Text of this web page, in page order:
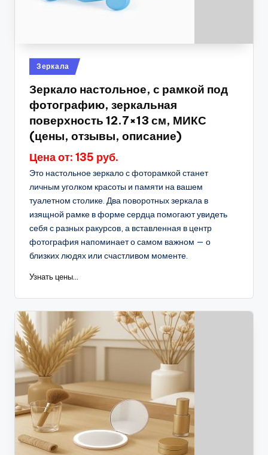
Опубликовано
в
Зеркала
Зеркало настольное, с рамкой под
фотографию, зеркальная
поверхность 12.7×13 см, МИКС
(цены, отзывы, описание)
Цена от: 135 руб.
Это настольное зеркало с фоторамкой станет
личным уголком красоты и памяти на вашем
туалетном столике. Два поворотных зеркала в
изящной рамке в форме сердца помогают увидеть
себя с разных ракурсов, а вставленная в центр
фотография напоминает о самом важном — о
близких людях или счастливом моменте.
Узнать цены...